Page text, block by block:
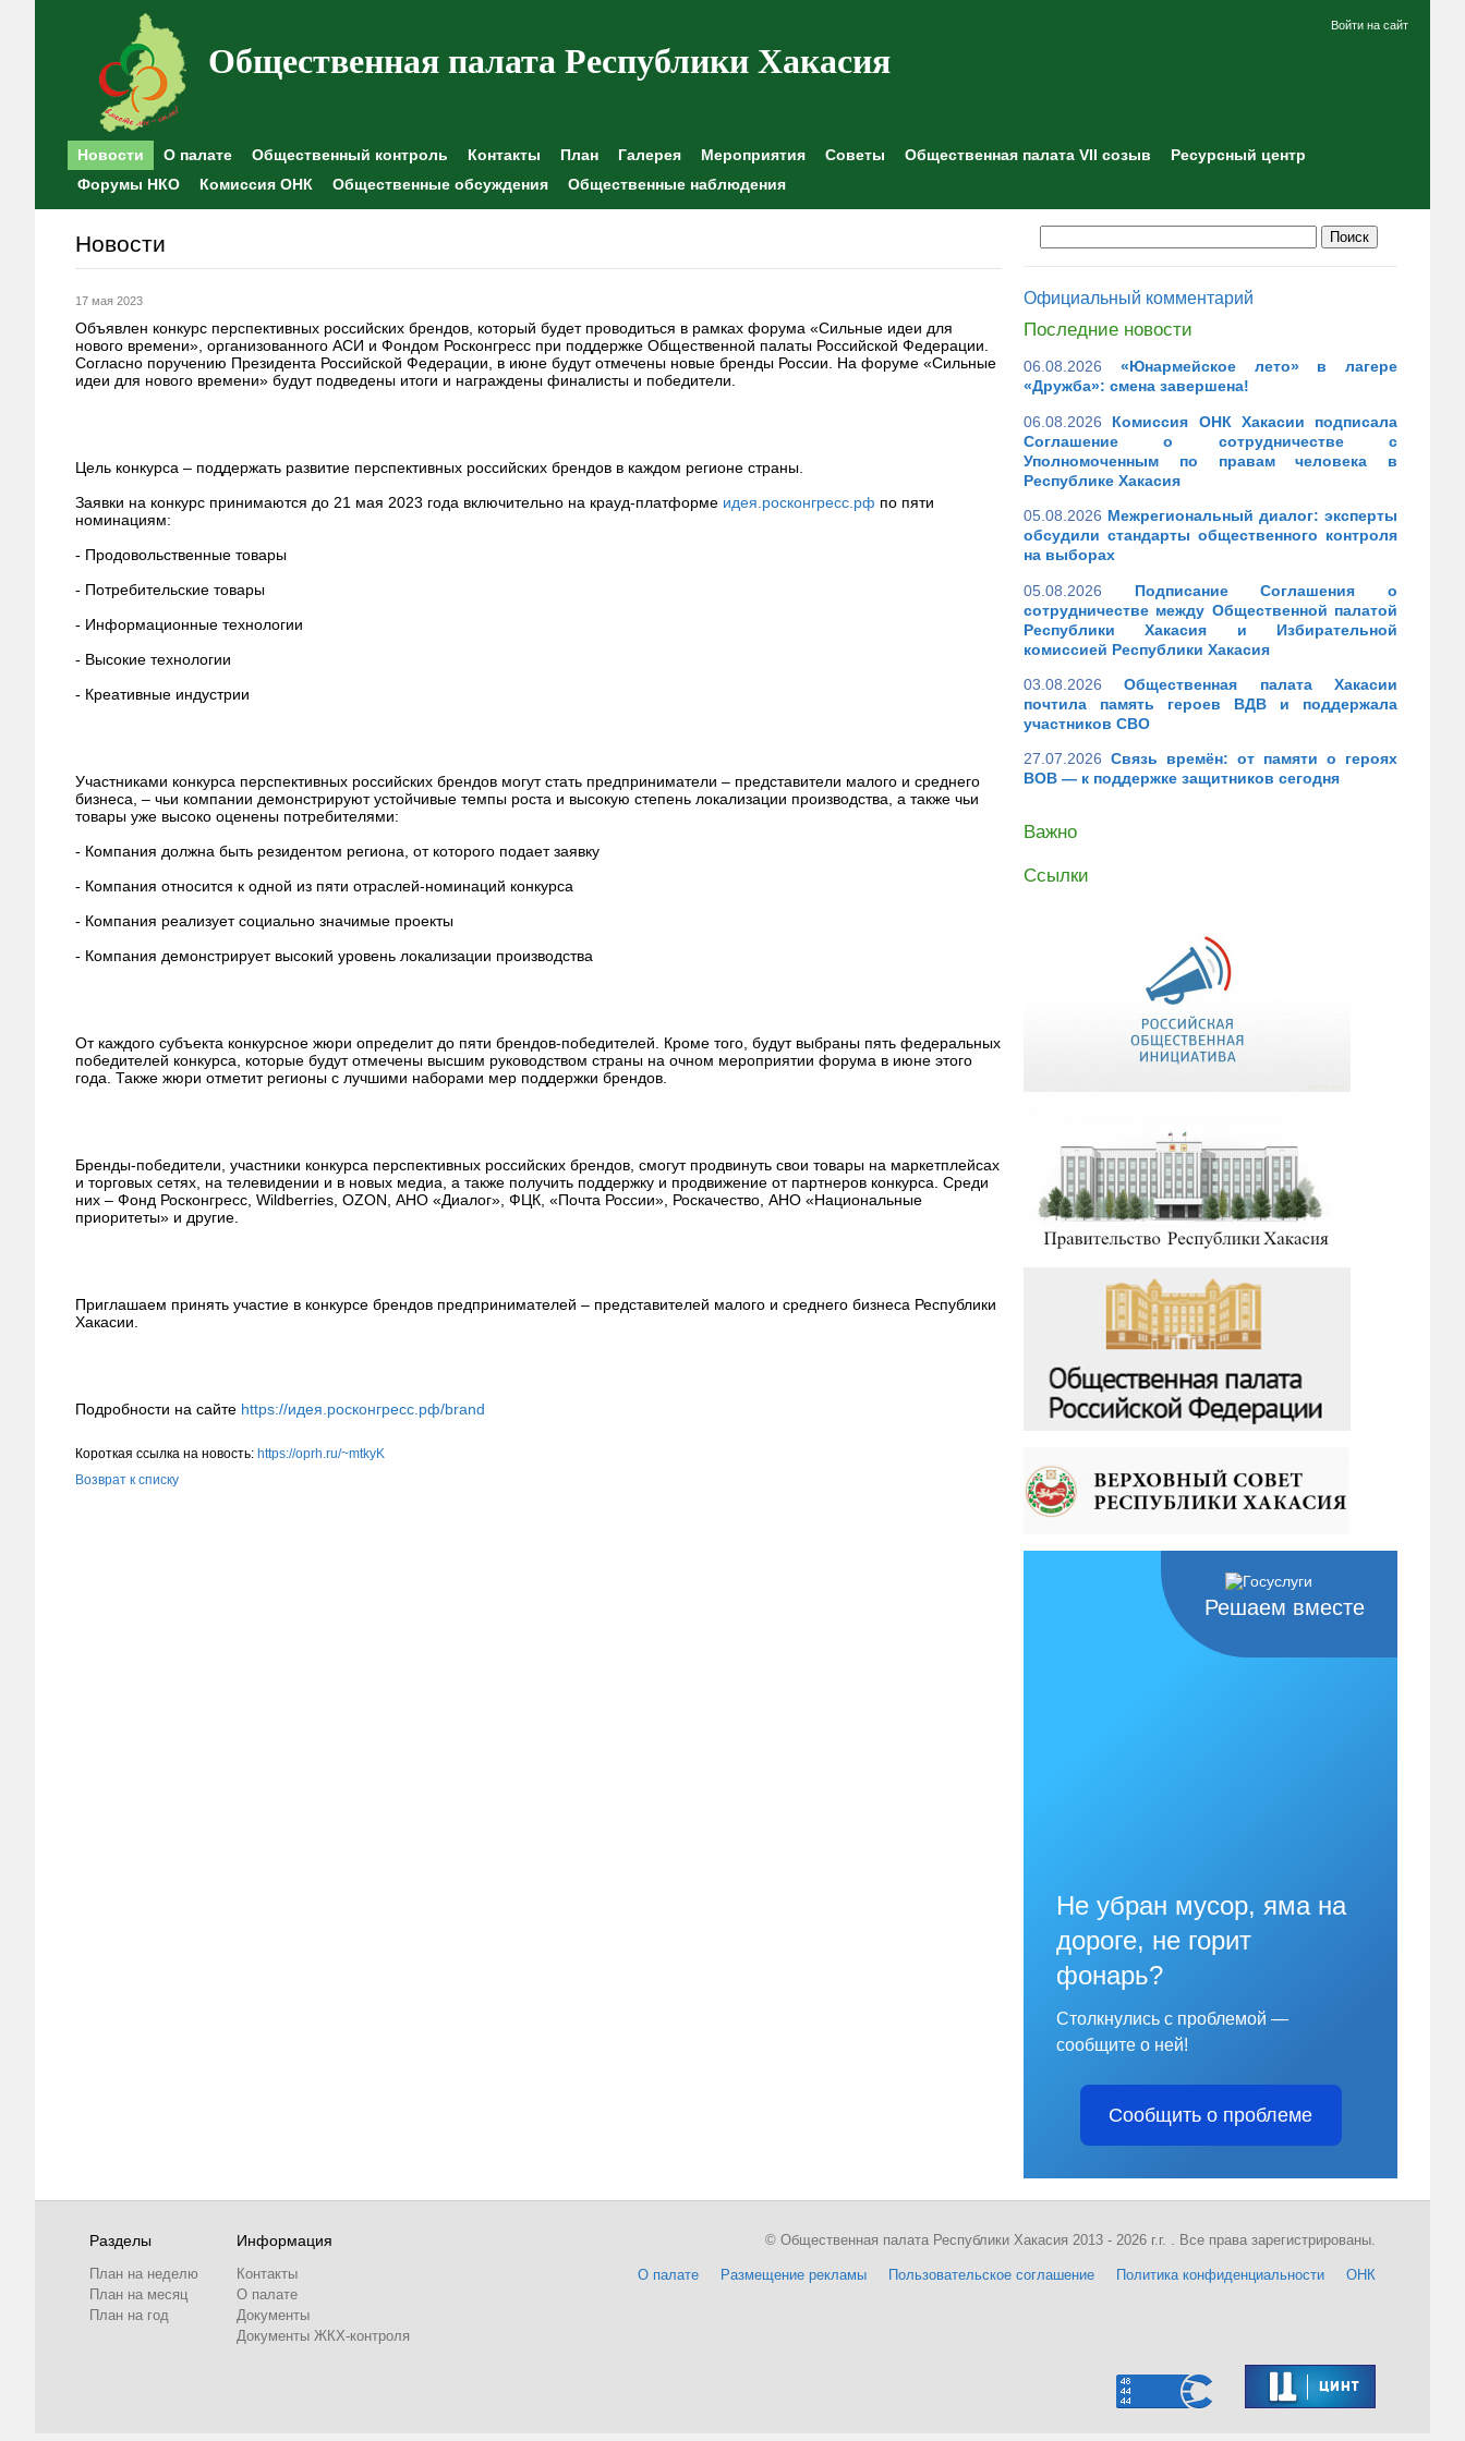
Общественная палата Республики Хакасия
Войти на сайт
Новости О палате Общественный контроль Контакты План Галерея Мероприятия Советы Общественная палата VII созыв
Ресурсный центр
Форумы НКО
Комиссия ОНК Общественные обсуждения Общественные наблюдения
Новости
17 мая 2023
Объявлен конкурс перспективных российских брендов, который будет проводиться в рамках форума «Сильные идеи для
нового времени», организованного АСИ и Фондом Росконгресс при поддержке Общественной палаты Российской Федерации.
Согласно поручению Президента Российской Федерации, в июне будут отмечены новые бренды России. На форуме «Сильные
идеи для нового времени» будут подведены итоги и награждены финалисты и победители.
Цель конкурса – поддержать развитие перспективных российских брендов в каждом регионе страны.
Заявки на конкурс принимаются до 21 мая 2023 года включительно на крауд-платформе идея.росконгресс.рф по пяти
номинациям:
- Продовольственные товары
- Потребительские товары
- Информационные технологии
- Высокие технологии
- Креативные индустрии
Участниками конкурса перспективных российских брендов могут стать предприниматели – представители малого и среднего
бизнеса, – чьи компании демонстрируют устойчивые темпы роста и высокую степень локализации производства, а также чьи
товары уже высоко оценены потребителями:
- Компания должна быть резидентом региона, от которого подает заявку
- Компания относится к одной из пяти отраслей-номинаций конкурса
- Компания реализует социально значимые проекты
- Компания демонстрирует высокий уровень локализации производства
От каждого субъекта конкурсное жюри определит до пяти брендов-победителей. Кроме того, будут выбраны пять федеральных
победителей конкурса, которые будут отмечены высшим руководством страны на очном мероприятии форума в июне этого
года. Также жюри отметит регионы с лучшими наборами мер поддержки брендов.
Бренды-победители, участники конкурса перспективных российских брендов, смогут продвинуть свои товары на маркетплейсах
и торговых сетях, на телевидении и в новых медиа, а также получить поддержку и продвижение от партнеров конкурса. Среди
них – Фонд Росконгресс, Wildberries, OZON, АНО «Диалог», ФЦК, «Почта России», Роскачество, АНО «Национальные
приоритеты» и другие.
Приглашаем принять участие в конкурсе брендов предпринимателей – представителей малого и среднего бизнеса Республики
Хакасии.
Подробности на сайте https://идея.росконгресс.рф/brand
Короткая ссылка на новость: https://oprh.ru/~mtkyK
Возврат к списку
Официальный комментарий
Последние новости
06.08.2026
«Юнармейское лето» в лагере
«Дружба»: смена завершена!
06.08.2026
Комиссия ОНК Хакасии подписала
Соглашение о сотрудничестве с
Уполномоченным по правам человека в
Республике Хакасия
05.08.2026 Межрегиональный диалог: эксперты
обсудили стандарты общественного контроля
на выборах
05.08.2026
Подписание Соглашения о
сотрудничестве между Общественной палатой
Республики Хакасия и Избирательной
комиссией Республики Хакасия
03.08.2026
Общественная палата Хакасии
почтила память героев ВДВ и поддержала
участников СВО
27.07.2026 Связь времён: от памяти о героях
ВОВ — к поддержке защитников сегодня
Важно
Ссылки
Решаем вместе
Не убран мусор, яма на
дороге, не горит
фонарь?
Столкнулись с проблемой —
сообщите о ней!
Сообщить о проблеме
Разделы
План на неделю
План на месяц
План на год
Информация
Контакты
О палате
Документы
Документы ЖКХ-контроля
О палате Размещение рекламы Пользовательское соглашение Политика конфиденциальности ОНК
© Общественная палата Республики Хакасия 2013 - 2026 г.г. . Все права зарегистрированы.